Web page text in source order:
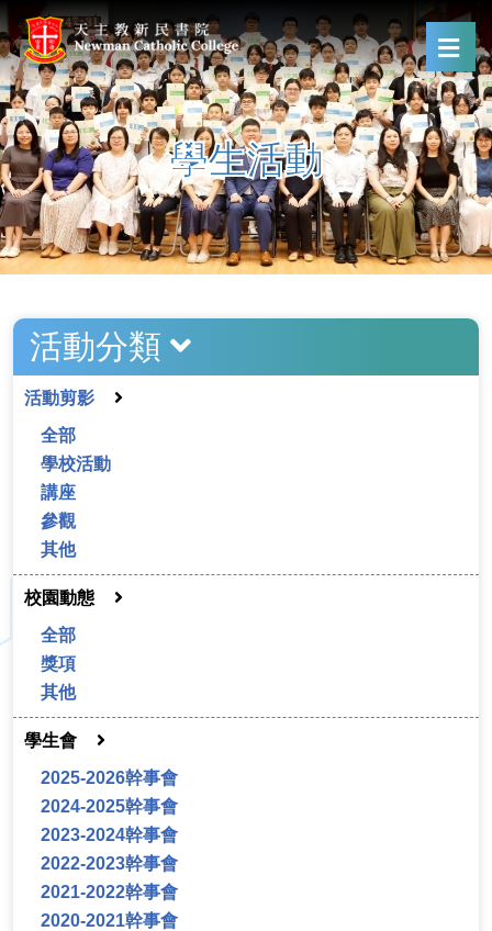
學生活動
活動分類
活動剪影
全部
學校活動
講座
參觀
其他
校園動態
全部
獎項
其他
學生會
2025-2026幹事會
2024-2025幹事會
2023-2024幹事會
2022-2023幹事會
2021-2022幹事會
2020-2021幹事會